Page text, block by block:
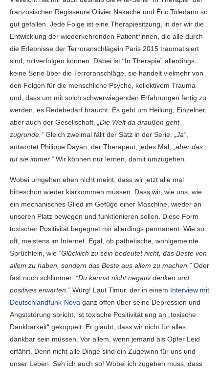
französischen Regisseure Olivier Nakache und Éric Toledano so
gut gefallen. Jede Folge ist eine Therapiesitzung, in der wir die
Entwicklung der wiederkehrenden Patient*innen, die alle durch
die Erlebnisse der Terroranschlägein Paris 2015 traumatisiert
sind, mitverfolgen können. Dabei ist “In Therapie” allerdings
keine Serie über die Terroranschläge, sie handelt vielmehr von
den Folgen für die menschliche Psyche, kollektivem Trauma
und, dass um mit solch schwerwiegenden Erfahrungen fertig zu
werden, es Redebedarf braucht. Es geht um Heilung, Einzelner,
aber auch der Gesellschaft.
„Die Welt da draußen geht
zugrunde.“ Gleich zweimal fällt der Satz in der Serie. „Ja“
antwortet Philippe Dayan, der Therapeut, jedes Mal,
„aber das
tut sie immer.“ Wir können nur lernen, damit umzugehen.
Wobei umgehen eben nicht meint, dass wir jetzt alle mal
bitteschön wieder klarkommen müssen. Dass wir, wie uns, wie
ein mechanisches Glied im Gefüge einer Maschine, wieder an
unseren Platz bewegen und funktionieren sollen. Diese Form
toxischer Positivität begegnet mir allerdings permanent. Wie so
oft, meistens im Internet. Egal, ob pathetische, wohlgemeinte
Sprüchlein, wie “Glücklich zu sein bedeutet nicht, das Beste von
allem zu haben, sondern das Beste aus allem zu machen.” Oder
fast noch schlimmer: “Du kannst nicht negativ denken und
positives erwarten.” Würg! Laut Timur, der in einem Interview mit
Deutschlandfunk-Nova ganz offen über seine Depression und
Angststörung spricht, ist toxische Positivität eng an „toxische
Dankbarkeit“ gekoppelt. Er glaubt, dass wir nicht für alles
dankbar sein müssen. Vor allem, wenn jemand als Opfer Leid
erfährt. Denn nicht alle Dinge sind ein Zugewinn für uns und
unser Leben. Seh ich auch so! Wobei ich zugeben muss, dass